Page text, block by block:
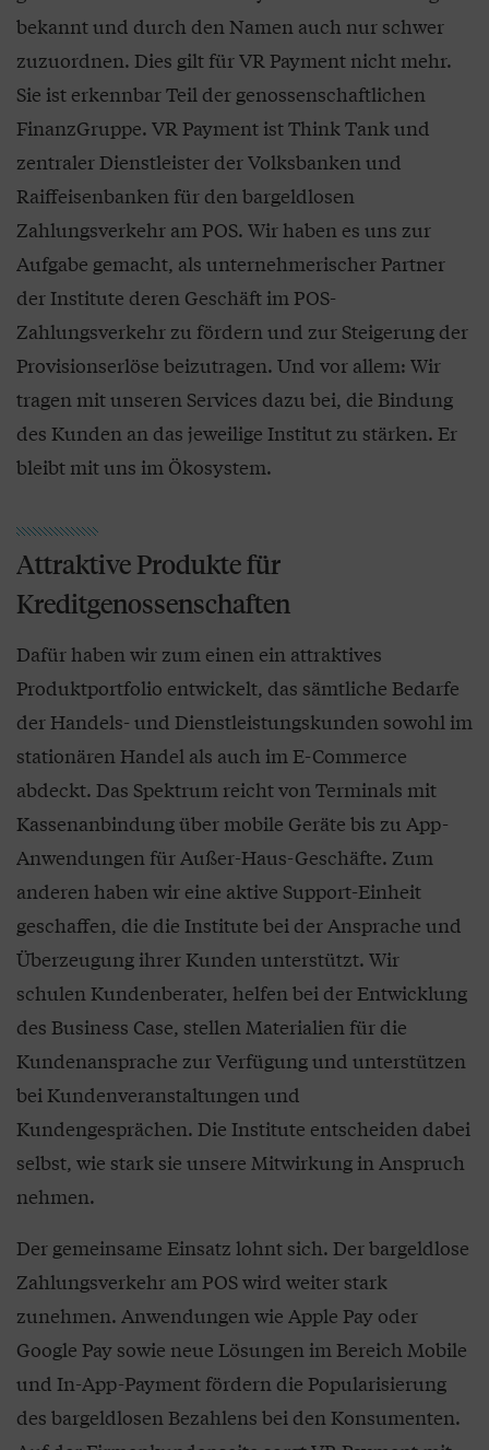
bekannt und durch den Namen auch nur schwer
zuzuordnen. Dies gilt für VR Payment nicht mehr.
Sie ist erkennbar Teil der genossenschaftlichen
FinanzGruppe. VR Payment ist Think Tank und
zentraler Dienstleister der Volksbanken und
Raiffeisenbanken für den bargeldlosen
Zahlungsverkehr am POS. Wir haben es uns zur
Aufgabe gemacht, als unternehmerischer Partner
der Institute deren Geschäft im POS-
Zahlungsverkehr zu fördern und zur Steigerung der
Provisionserlöse beizutragen. Und vor allem: Wir
tragen mit unseren Services dazu bei, die Bindung
des Kunden an das jeweilige Institut zu stärken. Er
bleibt mit uns im Ökosystem.
Attraktive Produkte für
Kreditgenossenschaften
Dafür haben wir zum einen ein attraktives
Produktportfolio entwickelt, das sämtliche Bedarfe
der Handels- und Dienstleistungskunden sowohl im
stationären Handel als auch im E-Commerce
abdeckt. Das Spektrum reicht von Terminals mit
Kassenanbindung über mobile Geräte bis zu App-
Anwendungen für Außer-Haus-Geschäfte. Zum
anderen haben wir eine aktive Support-Einheit
geschaffen, die die Institute bei der Ansprache und
Überzeugung ihrer Kunden unterstützt. Wir
schulen Kundenberater, helfen bei der Entwicklung
des Business Case, stellen Materialien für die
Kundenansprache zur Verfügung und unterstützen
bei Kundenveranstaltungen und
Kundengesprächen. Die Institute entscheiden dabei
selbst, wie stark sie unsere Mitwirkung in Anspruch
nehmen.
Der gemeinsame Einsatz lohnt sich. Der bargeldlose
Zahlungsverkehr am POS wird weiter stark
zunehmen. Anwendungen wie Apple Pay oder
Google Pay sowie neue Lösungen im Bereich Mobile
und In-App-Payment fördern die Popularisierung
des bargeldlosen Bezahlens bei den Konsumenten.